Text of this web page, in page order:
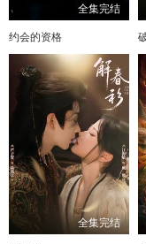
77
81
85
全集完结
约会的资格
全集完结